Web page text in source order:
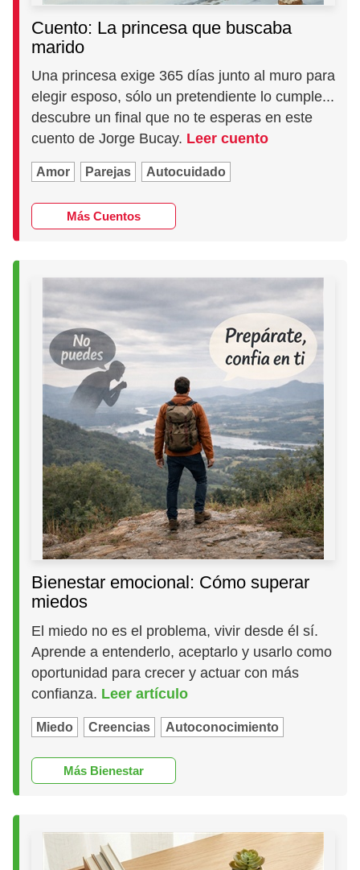
Cuento: La princesa que buscaba
marido
Una princesa exige 365 días junto al muro para
elegir esposo, sólo un pretendiente lo cumple...
descubre un final que no te esperas en este
cuento de Jorge Bucay. Leer cuento
Amor Parejas Autocuidado
Más Cuentos
Bienestar emocional: Cómo superar
miedos
El miedo no es el problema, vivir desde él sí.
Aprende a entenderlo, aceptarlo y usarlo como
oportunidad para crecer y actuar con más
confianza. Leer artículo
Miedo Creencias Autoconocimiento
Más Bienestar